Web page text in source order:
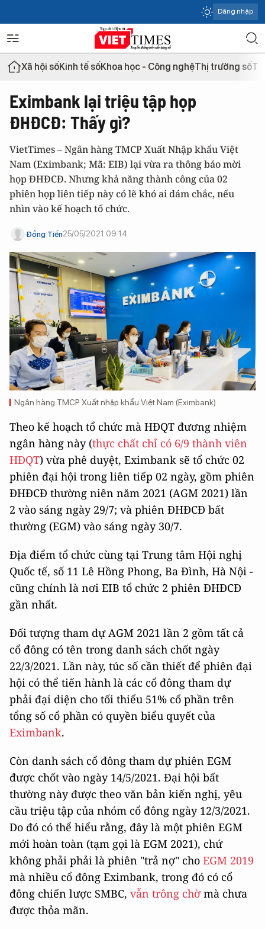
Đăng nhập
Xã hội sốKinh tế sốKhoa học - Công nghệThị trường số
Eximbank lại triệu tập họp
ĐHĐCĐ: Thấy gì?
VietTimes – Ngân hàng TMCP Xuất Nhập khẩu Việt
Nam (Eximbank; Mã: EIB) lại vừa ra thông báo mời
họp ĐHĐCĐ. Nhưng khả năng thành công của 02
phiên họp liên tiếp này có lẽ khó ai dám chắc, nếu
nhìn vào kế hoạch tổ chức.
Đồng Tiến25/05/2021 09:14
Ngân hàng TMCP Xuất nhập khẩu Việt Nam (Eximbank)
Theo kế hoạch tổ chức mà HĐQT đương nhiệm
ngân hàng này (thực chất chỉ có 6/9 thành viên
HĐQT) vừa phê duyệt, Eximbank sẽ tổ chức 02
phiên đại hội trong liên tiếp 02 ngày, gồm phiên
ĐHĐCĐ thường niên năm 2021 (AGM 2021) lần
2 vào sáng ngày 29/7; và phiên ĐHĐCĐ bất
thường (EGM) vào sáng ngày 30/7.
Địa điểm tổ chức cùng tại Trung tâm Hội nghị
Quốc tế, số 11 Lê Hồng Phong, Ba Đình, Hà Nội -
cũng chính là nơi EIB tổ chức 2 phiên ĐHĐCĐ
gần nhất.
Đối tượng tham dự AGM 2021 lần 2 gồm tất cả
cổ đông có tên trong danh sách chốt ngày
22/3/2021. Lần này, túc số cần thiết để phiên đại
hội có thể tiến hành là các cổ đông tham dự
phải đại diện cho tối thiểu 51% cổ phần trên
tổng số cổ phần có quyền biểu quyết của
Eximbank.
Còn danh sách cổ đông tham dự phiên EGM
được chốt vào ngày 14/5/2021. Đại hội bất
thường này được theo văn bản kiến nghị, yêu
cầu triệu tập của nhóm cổ đông ngày 12/3/2021.
Do đó có thể hiểu rằng, đây là một phiên EGM
mới hoàn toàn (tạm gọi là EGM 2021), chứ
không phải phải là phiên "trả nợ" cho EGM 2019
mà nhiều cổ đông Eximbank, trong đó có cổ
đông chiến lược SMBC, vẫn trông chờ mà chưa
được thỏa mãn.